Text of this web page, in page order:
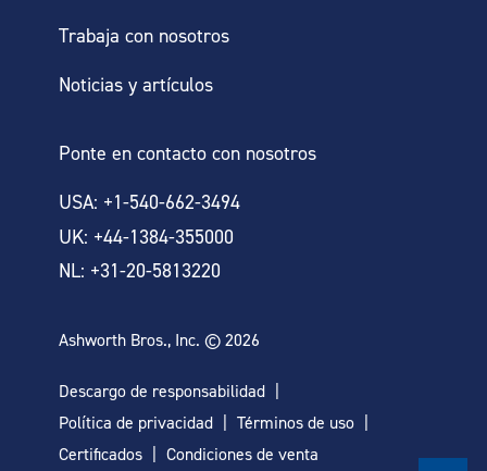
Trabaja con nosotros
Noticias y artículos
Ponte en contacto con nosotros
USA: +1-540-662-3494
UK: +44-1384-355000
NL: +31-20-5813220
Ashworth Bros., Inc. © 2026
Descargo de responsabilidad
Política de privacidad
Términos de uso
Certificados
Condiciones de venta